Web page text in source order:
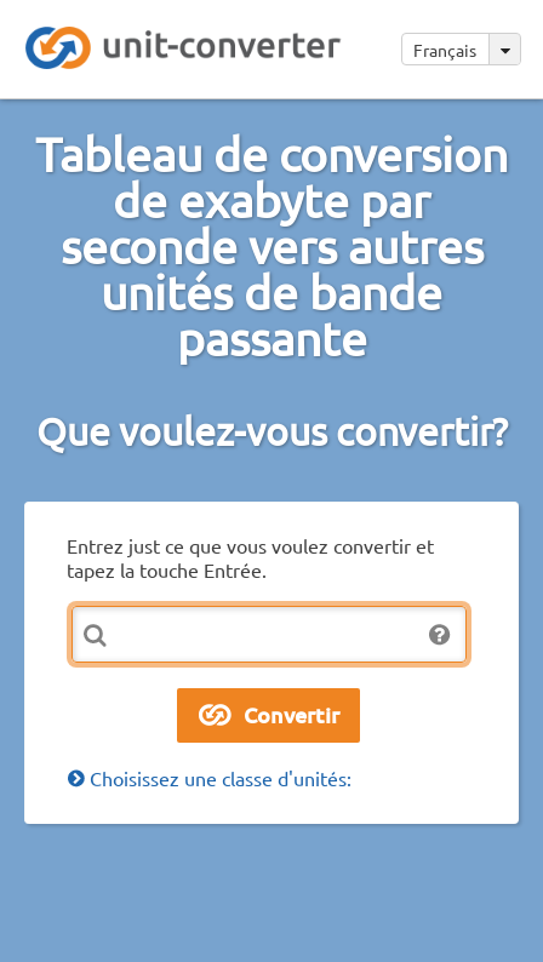
Français
Tableau de conversion
de exabyte par
seconde vers autres
unités de bande
passante
Que voulez-vous convertir?
Entrez just ce que vous voulez convertir et
tapez la touche Entrée.
Choisissez une classe d'unités: